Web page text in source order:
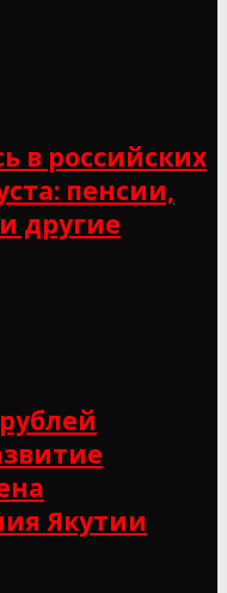
в российских
пенсии,
другие
Якутии